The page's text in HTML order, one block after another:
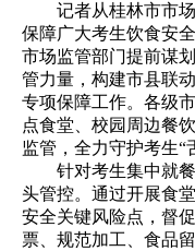
记者从桂林市市场
保障广大考生饮食安
市场监管部门提前谋
管力量，构建市县联
专项保障工作。各级
点食堂、校园周边餐
监管，全力守护考生“
针对考生集中就餐
头管控。通过开展食
安全关键风险点，督
票、规范加工、食品